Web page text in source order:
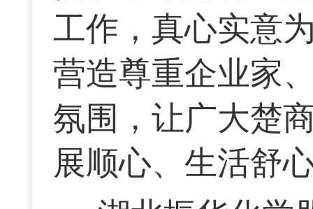
工作，真心实意
营造尊重企业家
氛围，让广大楚
展顺心、生活舒